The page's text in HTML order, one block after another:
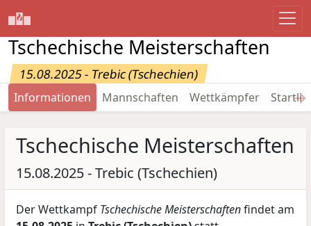
Tschechische Meisterschaften
15.08.2025 - Trebic (Tschechien)
Informationen Mannschaften Wettkämpfer →
Tschechische Meisterschaften
15.08.2025 - Trebic (Tschechien)
Der Wettkampf Tschechische Meisterschaftenfindet am